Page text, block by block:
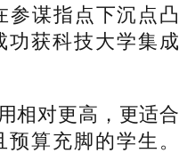
参谋指点下沉点凸
功获科技大学集成
对更高，更适合
算充脚的学生。